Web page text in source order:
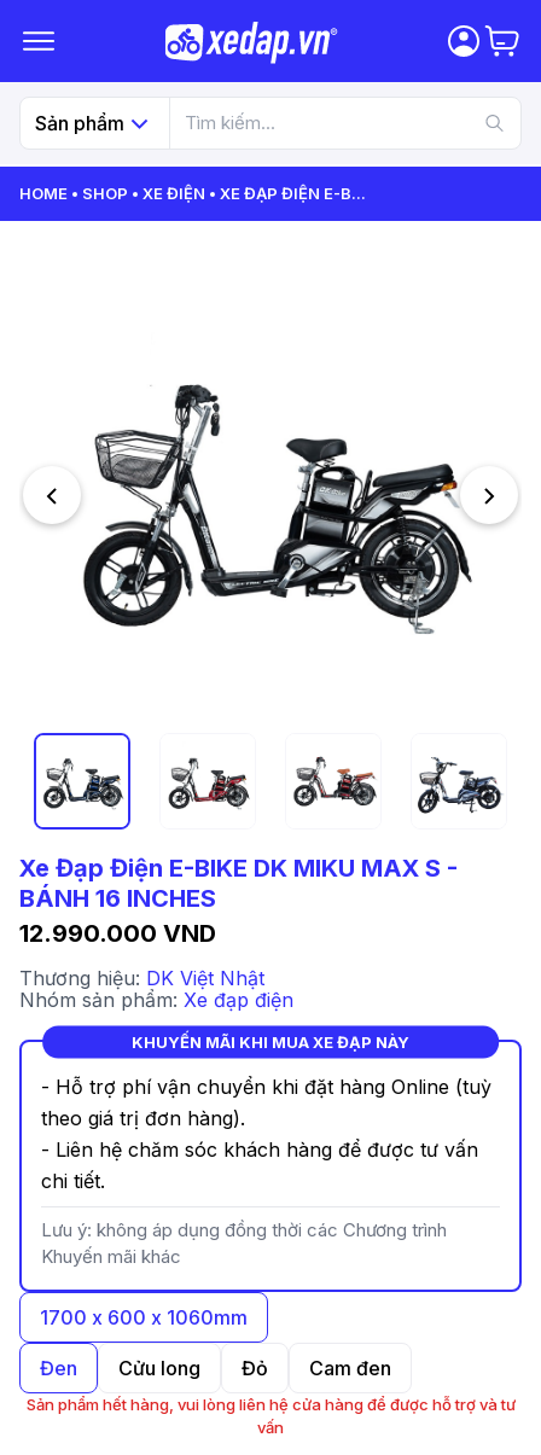
Sản phẩm
HOME SHOP XE ĐIỆN XE ĐẠP ĐIỆN E-B...
Xe Đạp Điện E-BIKE DK MIKU MAX S -
BÁNH 16 INCHES
12.990.000 VND
Thương hiệu: DK Việt Nhật
Nhóm sản phẩm: Xe đạp điện
KHUYẾN MÃI KHI MUA XE ĐẠP NÀY
- Hỗ trợ phí vận chuyển khi đặt hàng Online (tuỳ
theo giá trị đơn hàng).
- Liên hệ chăm sóc khách hàng để được tư vấn
chi tiết.
Lưu ý: không áp dụng đồng thời các Chương trình
Khuyến mãi khác
1700 x 600 x 1060mm
Đen Cửu long Đỏ Cam đen
Sản phẩm hết hàng, vui lòng liên hệ cửa hàng để được hỗ trợ và tư
vấn